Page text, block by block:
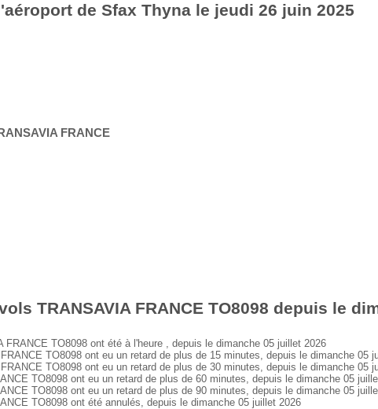
de Sfax Thyna le jeudi 26 juin 2025
FRANCE
TRANSAVIA FRANCE TO8098 depuis le
FRANCE TO8098 ont été à l'heure , depuis le dimanche 05 juillet 2026
TO8098 ont eu un retard de plus de 15 minutes, depuis le dimanche 05
TO8098 ont eu un retard de plus de 30 minutes, depuis le dimanche 05
TO8098 ont eu un retard de plus de 60 minutes, depuis le dimanche 05
TO8098 ont eu un retard de plus de 90 minutes, depuis le dimanche 05
TO8098 ont été annulés, depuis le dimanche 05 juillet 2026